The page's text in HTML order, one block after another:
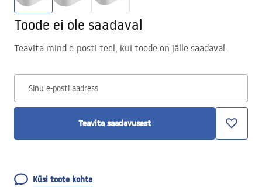
Toode ei ole saadaval
Teavita mind e-posti teel, kui toode on jälle saadaval.
Sinu e-posti aadress
Teavita saadavusest
Küsi toote kohta